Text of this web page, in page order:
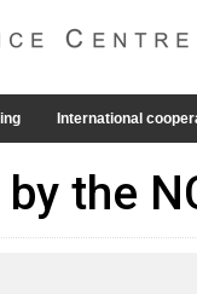
International
the